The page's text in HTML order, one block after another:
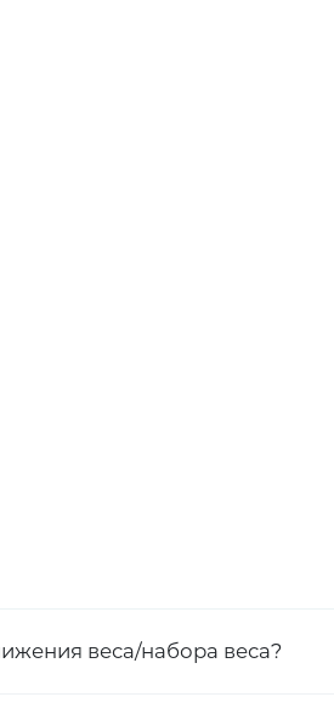
веса/набора веса?